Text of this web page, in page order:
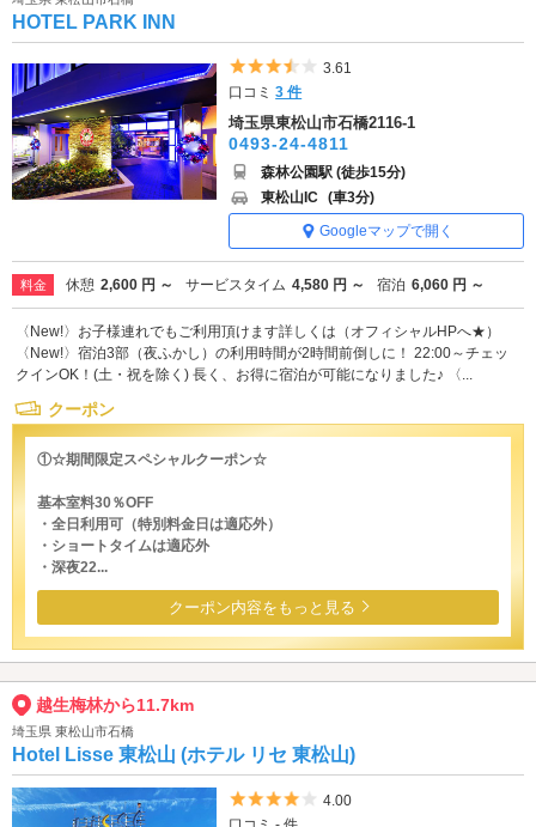
HOTEL PARK INN
5つ星のうち3.5
3.61
口コミ3 件
埼玉県東松山市石橋2116-1
0493-24-4811
森林公園駅 (徒歩15分)
東松山IC (車3分)
Googleマップで開く
料金 休憩 2,600 円 ～ サービスタイム 4,580 円 ～ 宿泊 6,060 円 ～
〈New!〉お子様連れでもご利用頂けます詳しくは（オフィシャルHPへ★）
〈New!〉宿泊3部（夜ふかし）の利用時間が2時間前倒しに！ 22:00～チェッ
クインOK！(土・祝を除く) 長く、お得に宿泊が可能になりました♪ 〈...
クーポン
①☆期間限定スペシャルクーポン☆
基本室料30％OFF
・全日利用可（特別料金日は適応外）
・ショートタイムは適応外
・深夜22...
クーポン内容をもっと見る
越生梅林から11.7km
埼玉県 東松山市石橋
Hotel Lisse 東松山 (ホテル リセ 東松山)
5つ星のうち4
4.00